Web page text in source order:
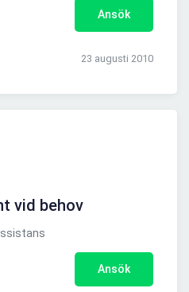
Ansök
23 augusti 2010
vid behov
Ansök